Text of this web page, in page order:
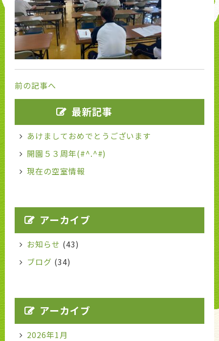
前の記事へ
最新記事
あけましておめでとうございます
開園５３周年(#^.^#)
現在の空室情報
アーカイブ
お知らせ (43)
ブログ (34)
アーカイブ
2026年1月